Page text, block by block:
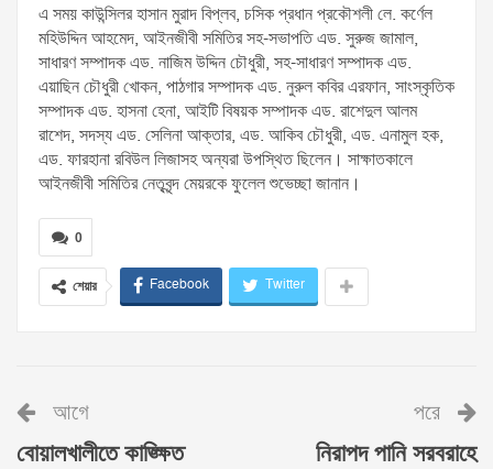
এ সময় কাউন্সিলর হাসান মুরাদ বিপ্লব, চসিক প্রধান প্রকৌশলী লে. কর্ণেল
মহিউদ্দিন আহমেদ, আইনজীবী সমিতির সহ-সভাপতি এড. সুরুজ জামাল,
সাধারণ সম্পাদক এড. নাজিম উদ্দিন চৌধুরী, সহ-সাধারণ সম্পাদক এড.
এয়াছিন চৌধুরী খোকন, পাঠগার সম্পাদক এড. নুরুল কবির এরফান, সাংস্কৃতিক
সম্পাদক এড. হাসনা হেনা, আইটি বিষয়ক সম্পাদক এড. রাশেদুল আলম
রাশেদ, সদস্য এড. সেলিনা আক্তার, এড. আকিব চৌধুরী, এড. এনামুল হক,
এড. ফারহানা রবিউল লিজাসহ অন্যরা উপস্থিত ছিলেন। সাক্ষাতকালে
আইনজীবী সমিতির নেতৃবৃন্দ মেয়রকে ফুলেল শুভেচ্ছা জানান।
0
শেয়ার Facebook Twitter
আগে
বোয়ালখালীতে কাঙ্ক্ষিত
পরে
নিরাপদ পানি সরবরাহে